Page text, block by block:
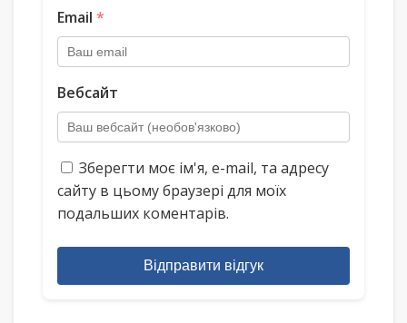
Email *
Вебсайт
Зберегти моє ім'я, e-mail, та адресу
сайту в цьому браузері для моїх
подальших коментарів.
Відправити відгук